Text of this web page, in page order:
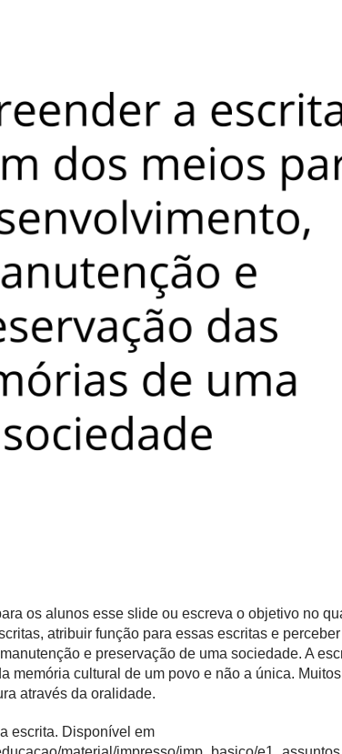
os alunos esse slide ou escreva o objetivo no
atribuir função para essas escritas e
e preservação de uma sociedade. A
memória cultural de um povo e não a única.
através da oralidade.
escrita. Disponível em